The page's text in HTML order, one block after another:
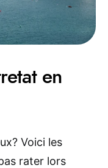
en
Voici les
rater lors